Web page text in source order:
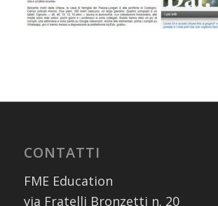
CONTATTI
FME Education
via Fratelli Bronzetti n. 20